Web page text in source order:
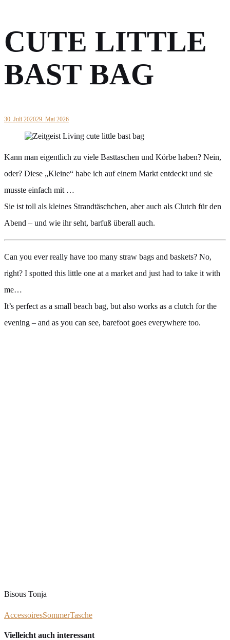
CUTE LITTLE
BAST BAG
30. Juli 202029. Mai 2026
Kann man eigentlich zu viele Basttaschen und Körbe haben? Nein,
oder? Diese „Kleine“ habe ich auf einem Markt entdeckt und sie
musste einfach mit …
Sie ist toll als kleines Strandtäschchen, aber auch als Clutch für den
Abend – und wie ihr seht, barfuß überall auch.
Can you ever really have too many straw bags and baskets? No,
right? I spotted this little one at a market and just had to take it with
me…
It’s perfect as a small beach bag, but also works as a clutch for the
evening – and as you can see, barefoot goes everywhere too.
Bisous Tonja
AccessoiresSommerTasche
Vielleicht auch interessant